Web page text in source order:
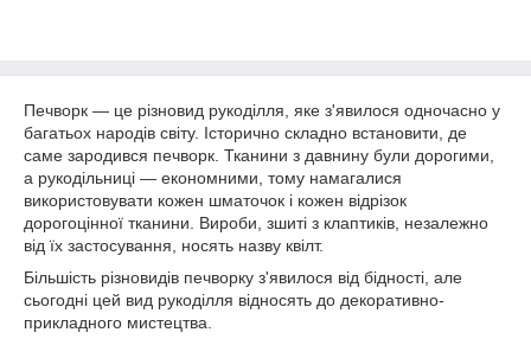
Печворк — це різновид рукоділля, яке з'явилося одночасно у
багатьох народів світу. Історично складно встановити, де
саме зародився печворк. Тканини з давнину були дорогими,
а рукодільниці — економними, тому намагалися
використовувати кожен шматочок і кожен відрізок
дорогоцінної тканини. Вироби, зшиті з клаптиків, незалежно
від їх застосування, носять назву квілт.
Більшість різновидів печворку з'явилося від бідності, але
сьогодні цей вид рукоділля відносять до декоративно-
прикладного мистецтва.